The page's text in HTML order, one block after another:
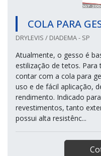
COLA PARA
DRYLEVIS / DIADEMA - SP
Atualmente, o gesso é
estilização de tetos. Para
contar com a cola para
uso e de fácil aplicação,
rendimento. Indicado
revestimentos, tanto
possui alta resistênc...